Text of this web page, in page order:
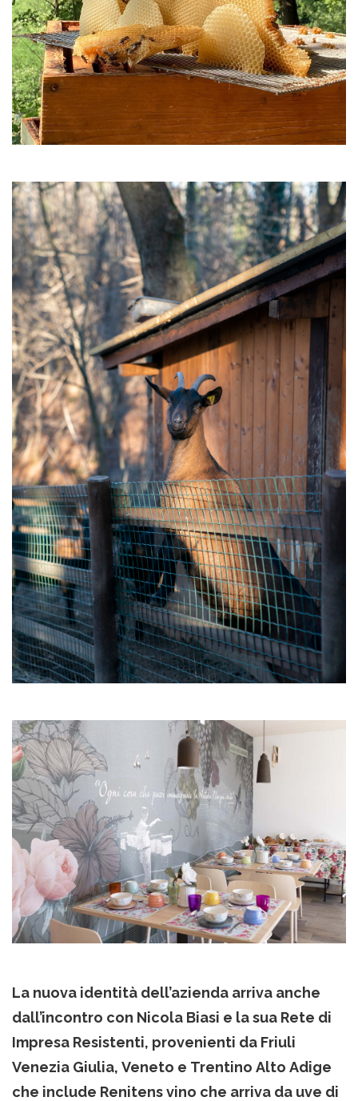
La nuova identità dell’azienda arriva anche
dall’incontro con Nicola Biasi e la sua Rete di
Impresa Resistenti, provenienti da Friuli
Venezia Giulia, Veneto e Trentino Alto Adige
che include Renitens vino che arriva da uve di